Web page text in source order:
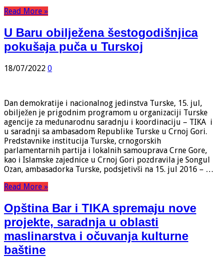
Read More »
U Baru obilježena šestogodišnjica
pokušaja puča u Turskoj
18/07/2022 0
Dan demokratije i nacionalnog jedinstva Turske, 15. jul,
obilježen je prigodnim programom u organizaciji Turske
agencije za međunarodnu saradnju i koordinaciju – TIKA i
u saradnji sa ambasadom Republike Turske u Crnoj Gori.
Predstavnike institucija Turske, crnogorskih
parlamentarnih partija i lokalnih samouprava Crne Gore,
kao i Islamske zajednice u Crnoj Gori pozdravila je Songul
Ozan, ambasadorka Turske, podsjetivši na 15. jul 2016 – …
Read More »
Opština Bar i TIKA spremaju nove
projekte, saradnja u oblasti
maslinarstva i očuvanja kulturne
baštine